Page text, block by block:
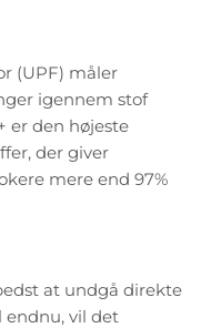
(UPF) måler
igennem stof
er den højeste
der giver
mere end 97%
at undgå direkte
endnu, vil det